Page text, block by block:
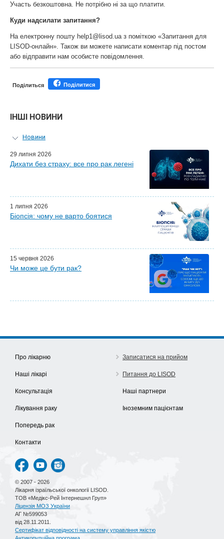
Участь безкоштовна. Не потрібно ні за що платити.
Куди надсилати запитання?
На електронну пошту help1@lisod.uaз поміткою «Запитання для
LISOD-онлайн». Також ви можете написати коментар під постом
або відправити нам особисте повідомлення.
Поділиться Поділитися
ІНШІ НОВИНИ
Новини
Персональний гід
Майстер-класи для лікарів
Партнери LISOD
29 липня 2026
Дихати без страху: все про рак легені
1 липня 2026
Біопсія: чому не варто боятися
15 червня 2026
Чи може це бути рак?
Про лікарню
Наші лікарі
Консультація
Лікування раку
Попередь рак
Контакти
Записатися на прийом
Питання до LISOD
Наші партнери
Іноземним пацієнтам
© 2007 - 2026
Лікарня ізраїльської онкології LISOD.
ТОВ «Медікс-Рей Інтернешнл Груп»
Ліцензія МОЗ України
АГ №599053
від 28.11.2011.
Сертифікат відповідності на систему управління якістю
Антикорупційна програма